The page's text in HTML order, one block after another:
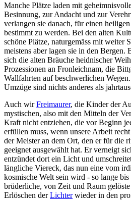
Manche Plätze laden mit
Besinnung, zur Andacht und zur
verlangen sie danach, für einen
bestimmt zu werden. Bei den alten
schöne Plätze, naturgemäss mit weiter
meistens aber lagen sie in den Bergen.
sich die alten Bräuche heidnischer
Prozessionen an Fronleichnam, die
Wallfahrten auf beschwerlichen
Umzüge sind nichts anderes als
Auch wirFreimaurer, die Kinder der
mystischen, also mit den Mitteln der
Kraft nicht entziehen, die vor Beginn
erfüllen muss, wenn unsere Arbeit
der Meister an dem Ort, den er für die
geeignet ausgewählt hat. Er verneigt
entzündet dort ein Licht und
längliche Viereck, das nun eine vom
kosmische Welt sein wird - so lange
brüderliche, von Zeit und Raum
Erlöschen derLichterwieder in den